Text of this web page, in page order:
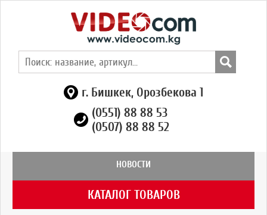
г. Бишкек, Орозбекова 1
(0551) 88 88 53
(0507) 88 88 52
НОВОСТИ
КАТАЛОГ ТОВАРОВ